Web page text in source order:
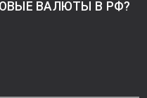
ВАЛЮТЫ В РФ?